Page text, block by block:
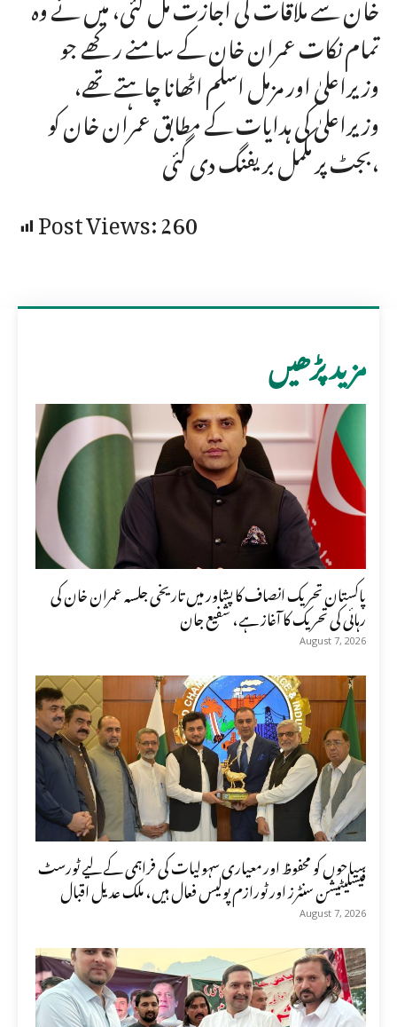
تمام نکات عمران خان کے سامنے رکھے جو
وزیراعلیٰ اور مزمل اسلم اٹھانا چاہتے تھے،
وزیراعلیٰ کی ہدایات کے مطابق عمران خان کو
بجٹ پر مکمل بریفنگ دی گئی،
Post Views:260
مزید پڑھیں
پاکستان تحریک انصاف کا پشاور میں تاریخی جلسہ عمران خان کی
رہائی کی تحریک کا آغاز ہے، شفیع جان
August 7, 2026
سیاحوں کو محفوظ اور معیاری سہولیات کی فراہمی کے لیے ٹورسٹ
فیسلیٹیشن سنٹرز اور ٹورازم پولیس فعال ہیں، ملک عدیل اقبال
August 7, 2026